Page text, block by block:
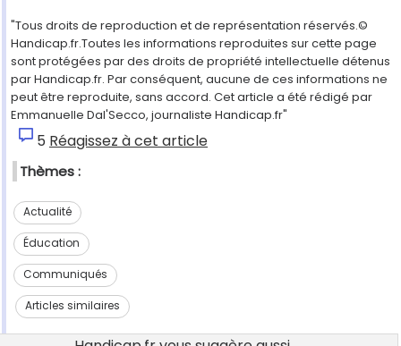
"Tous droits de reproduction et de représentation réservés.©
Handicap.fr.Toutes les informations reproduites sur cette page
sont protégées par des droits de propriété intellectuelle détenus
par Handicap.fr. Par conséquent, aucune de ces informations ne
peut être reproduite, sans accord. Cet article a été rédigé par
Emmanuelle Dal'Secco, journaliste Handicap.fr"
5 Réagissez à cet article
Thèmes :
Actualité
Éducation
Communiqués
Articles similaires